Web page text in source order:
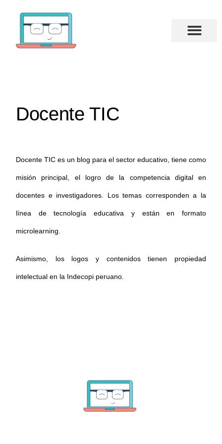
Docente TIC
Docente TIC es un blog para el sector educativo, tiene como
misión principal, el logro de la competencia digital en
docentes e investigadores. Los temas corresponden a la
línea de tecnología educativa y están en formato
microlearning.
Asimismo, los logos y contenidos tienen propiedad
intelectual en la Indecopi peruano.